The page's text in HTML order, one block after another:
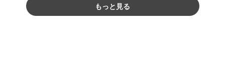
もっと見る